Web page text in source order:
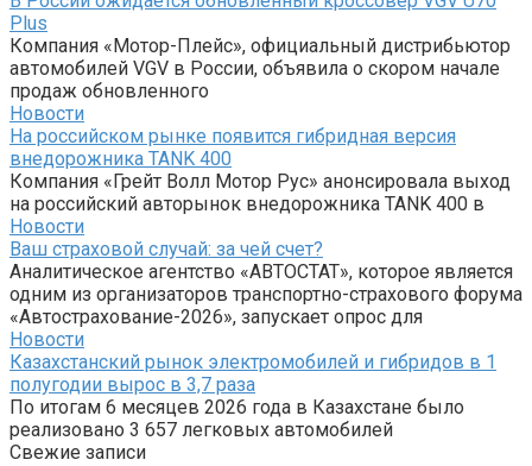
Plus
Компания «Мотор-Плейс», официальный дистрибьютор
автомобилей VGV в России, объявила о скором начале
продаж обновленного
Новости
На российском рынке появится гибридная версия
внедорожника TANK 400
Компания «Грейт Волл Мотор Рус» анонсировала выход
на российский авторынок внедорожника TANK 400 в
Новости
Ваш страховой случай: за чей счет?
Аналитическое агентство «АВТОСТАТ», которое является
одним из организаторов транспортно-страхового форума
«Автострахование-2026», запускает опрос для
Новости
Казахстанский рынок электромобилей и гибридов в 1
полугодии вырос в 3,7 раза
По итогам 6 месяцев 2026 года в Казахстане было
реализовано 3 657 легковых автомобилей
Свежие записи